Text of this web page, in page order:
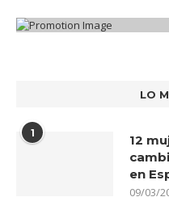
LO
1
12
en
09/03/